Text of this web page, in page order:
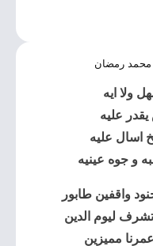
محمد رمضان
ولا ايه
عليه
اسال عليه
و جوه عينيه
واقفين طابور
ليوم الدين
مميزين